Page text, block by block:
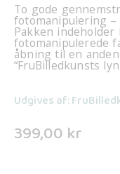
To gode
fotomanipulering
Pakken
fotomanipulerede
åbning til en
“FruBilledkunsts
Udgives af:
399,00 kr